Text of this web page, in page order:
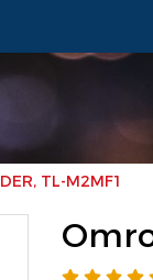
TL-M2MF1